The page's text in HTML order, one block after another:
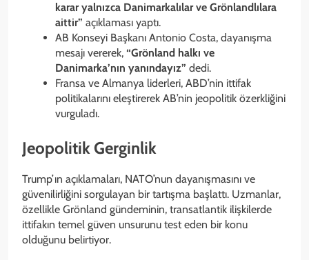
karar yalnızca Danimarkalılar ve Grönlandlılara
aittir” açıklaması yaptı.
AB Konseyi Başkanı Antonio Costa, dayanışma
mesajı vererek, “Grönland halkı ve
Danimarka’nın yanındayız” dedi.
Fransa ve Almanya liderleri, ABD’nin ittifak
politikalarını eleştirerek AB’nin jeopolitik özerkliğini
vurguladı.
Jeopolitik Gerginlik
Trump’ın açıklamaları, NATO’nun dayanışmasını ve
güvenilirliğini sorgulayan bir tartışma başlattı. Uzmanlar,
özellikle Grönland gündeminin, transatlantik ilişkilerde
ittifakın temel güven unsurunu test eden bir konu
olduğunu belirtiyor.